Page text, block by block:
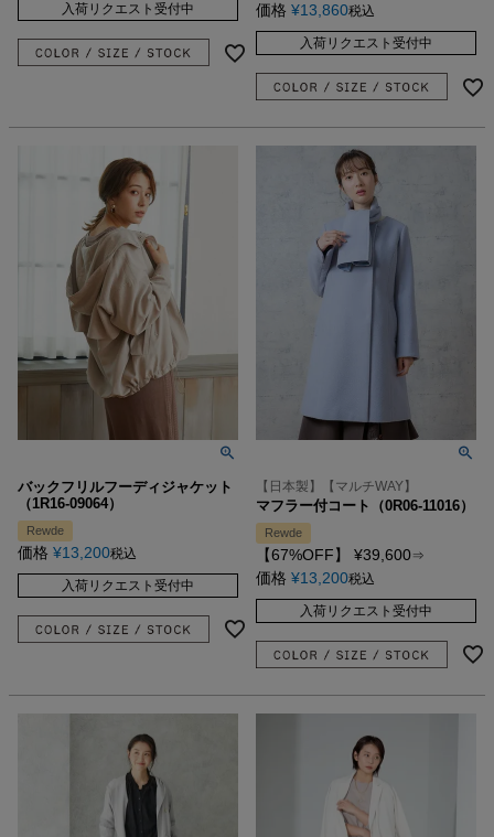
入荷リクエスト受付中 価格 ¥13,860税込
入荷リクエスト受付中
バックフリルフーディジャケット
（1R16-09064）
Rewde
価格 ¥13,200税込
入荷リクエスト受付中
【日本製】【マルチWAY】
マフラー付コート（0R06-11016）
Rewde
【67%OFF】 ¥39,600⇒
価格 ¥13,200税込
入荷リクエスト受付中